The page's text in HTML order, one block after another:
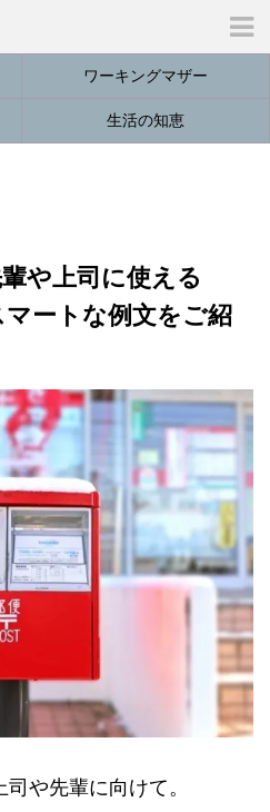
ワーキングマザー
生活の知恵
や上司に使える
マートな例文をご紹
や先輩に向けて。